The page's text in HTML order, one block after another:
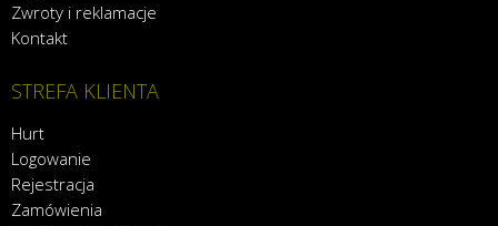
Zwroty i reklamacje
Kontakt
STREFA KLIENTA
Hurt
Logowanie
Rejestracja
Zamówienia